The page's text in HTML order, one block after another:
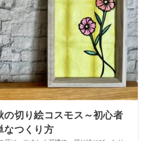
の切り絵コスモス～初心者
なつくり方